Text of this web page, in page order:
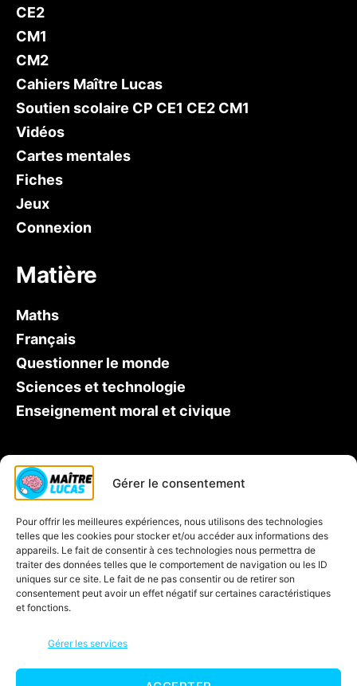
Gérer le consentement
Pour offrir les meilleures expériences, nous utilisons des technologies
telles que les cookies pour stocker et/ou accéder aux informations des
appareils. Le fait de consentir à ces technologies nous permettra de
traiter des données telles que le comportement de navigation ou les ID
uniques sur ce site. Le fait de ne pas consentir ou de retirer son
consentement peut avoir un effet négatif sur certaines caractéristiques
et fonctions.
Gérer les services
CE2
CM1
CM2
Cahiers Maître Lucas
Soutien scolaire CP CE1 CE2 CM1
Vidéos
Cartes mentales
Fiches
Jeux
Connexion
Matière
Maths
Français
Questionner le monde
Sciences et technologie
Enseignement moral et civique
Qui est Maître Lucas ?
Soutien scolaire CP
Contactez-nous
Inscription à la newsletter
Blog
Jeux éducatifs